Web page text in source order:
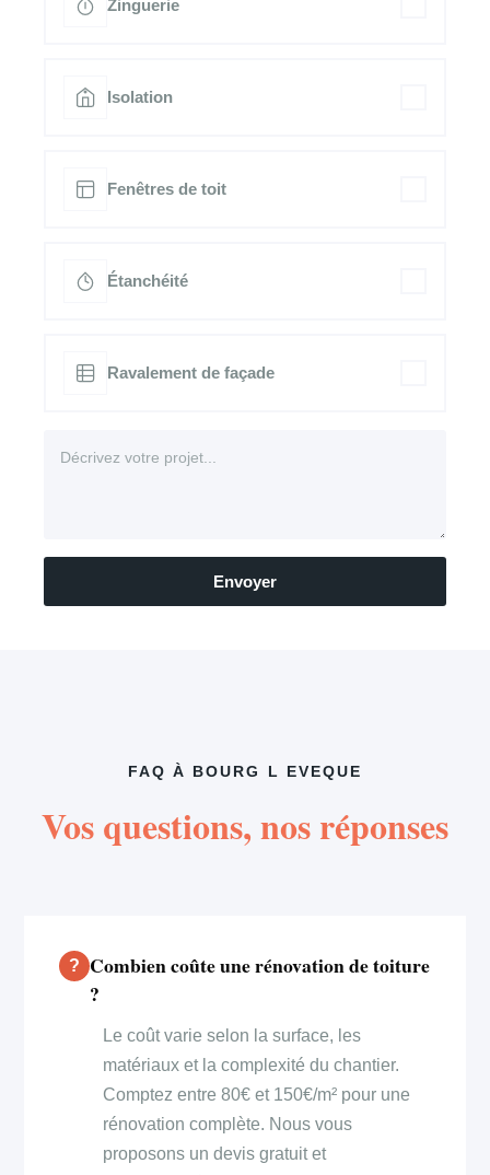
Zinguerie
Isolation
Fenêtres de toit
Étanchéité
Ravalement de façade
Envoyer
FAQ À BOURG L EVEQUE
Vos questions, nos réponses
Combien coûte une rénovation de toiture
?
Le coût varie selon la surface, les
matériaux et la complexité du chantier.
Comptez entre 80€ et 150€/m² pour une
rénovation complète. Nous vous
proposons un devis gratuit et